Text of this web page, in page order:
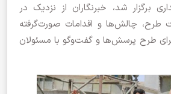
برگزار شد، خبرنگاران از نزدیک در
طرح، چالش‌ها و اقدامات صورت‌گرفته
طرح پرسش‌ها و گفت‌وگو با مسئولان